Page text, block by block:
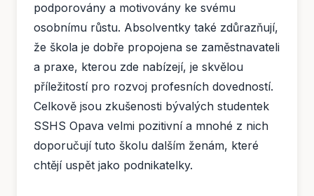
podporovány a motivovány ke svému
osobnímu růstu. Absolventky také zdůrazňují,
že škola je dobře propojena se zaměstnavateli
a praxe, kterou zde nabízejí, je skvělou
příležitostí pro rozvoj profesních dovedností.
Celkově jsou zkušenosti bývalých studentek
SSHS Opava velmi pozitivní a mnohé z nich
doporučují tuto školu dalším ženám, které
chtějí uspět jako podnikatelky.